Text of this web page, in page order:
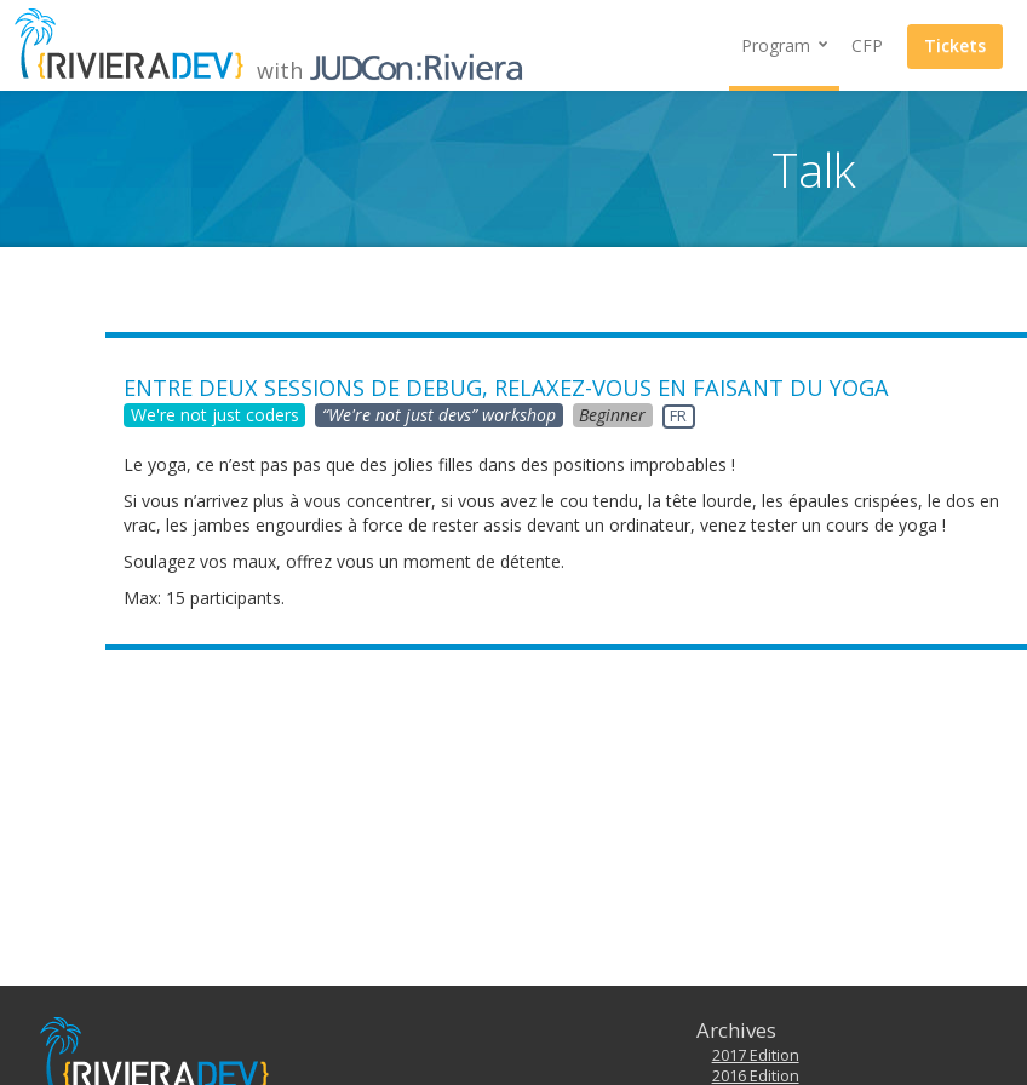
with
Program CFP Tickets
Talk
ENTRE DEUX SESSIONS DE DEBUG, RELAXEZ-VOUS EN FAISANT DU YOGA
We're not just coders “We're not just devs” workshop Beginner FR
Le yoga, ce n’est pas pas que des jolies filles dans des positions improbables !
Si vous n’arrivez plus à vous concentrer, si vous avez le cou tendu, la tête lourde, les épaules crispées, le dos en
vrac, les jambes engourdies à force de rester assis devant un ordinateur, venez tester un cours de yoga !
Soulagez vos maux, offrez vous un moment de détente.
Max: 15 participants.
Archives
2017 Edition
2016 Edition